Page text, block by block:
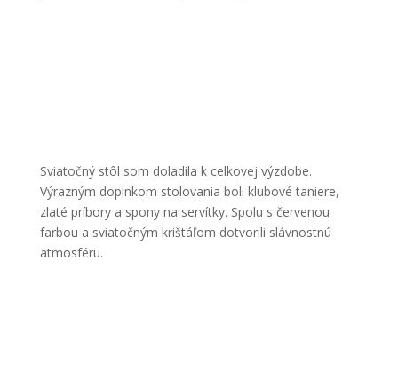
Sviatočný stôl som doladila k celkovej výzdobe.
Výrazným doplnkom stolovania boli klubové taniere,
zlaté príbory a spony na servítky. Spolu s červenou
farbou a sviatočným krištáľom dotvorili slávnostnú
atmosféru.